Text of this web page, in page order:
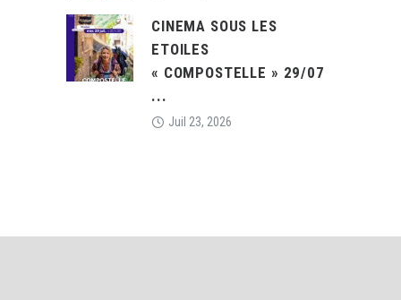
CINEMA SOUS LES
ETOILES
« COMPOSTELLE » 29/07
...
Juil 23, 2026